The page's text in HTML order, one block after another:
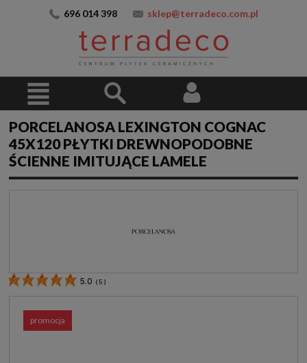
696 014 398 sklep@terradeco.com.pl
PORCELANOSA LEXINGTON COGNAC
45X120 PŁYTKI DREWNOPODOBNE
ŚCIENNE IMITUJĄCE LAMELE
5.0 ( 5 )
promocja